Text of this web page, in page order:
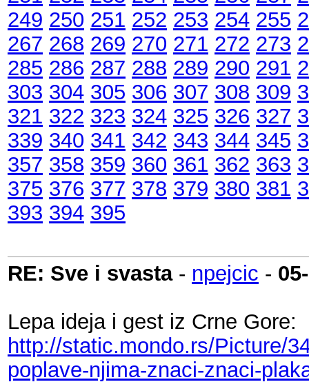
249 250 251 252 253 254 255
267 268 269 270 271 272 273
285 286 287 288 289 290 291
303 304 305 306 307 308 309
321 322 323 324 325 326 327
339 340 341 342 343 344 345
357 358 359 360 361 362 363
375 376 377 378 379 380 381
393 394 395
RE: Sve i svasta- npejcic -
Lepa ideja i gest iz Crne Gore:
http://static.mondo.rs/Picture/
poplave-njima-znaci-znaci-